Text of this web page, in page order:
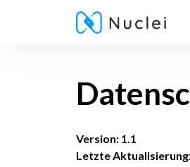
Version: 1.1
Letzte